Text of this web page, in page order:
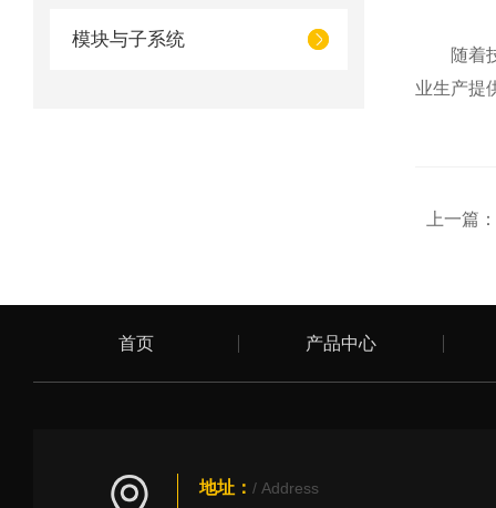
模块与子系统
随着技
业生产提
上一篇：
首页 产品中心
地址： / Address